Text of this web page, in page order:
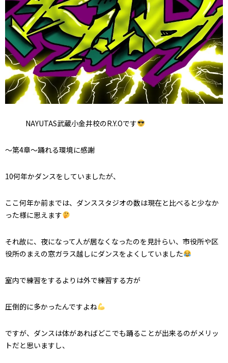
NAYUTAS武蔵小金井校のR.Y.Oです
〜第4章〜踊れる環境に感謝
10何年かダンスをしていましたが、
ここ何年か前までは、ダンススタジオの数は現在と比べると少なか
った様に思えます
それ故に、夜になって人が居なくなったのを見計らい、市役所や区
役所のまえの窓ガラス越しにダンスをよくしていました
室内で練習をするよりは外で練習する方が
圧倒的に多かったんですよね
ですが、ダンスは体があればどこでも踊ることが出来るのがメリッ
トだと思いますし、